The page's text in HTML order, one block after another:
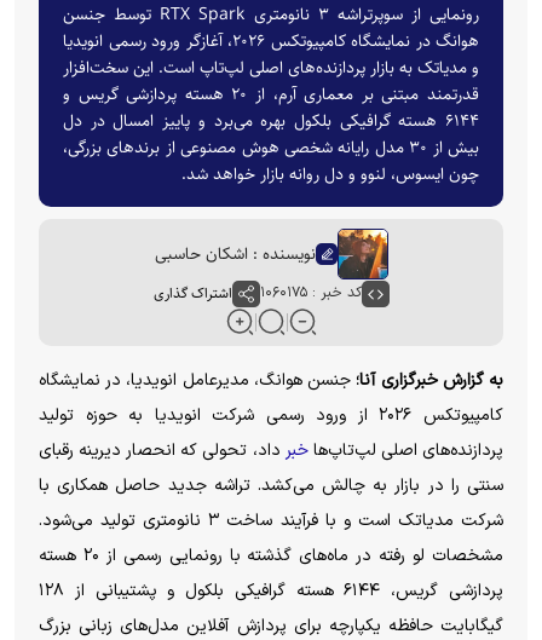
رونمایی از سوپرتراشه ۳ نانومتری RTX Spark توسط جنسن
هوانگ در نمایشگاه کامپیوتکس ۲۰۲۶، آغازگر ورود رسمی انویدیا
و مدیاتک به بازار پردازنده‌های اصلی لپ‌تاپ است. این سخت‌افزار
قدرتمند مبتنی بر معماری آرم، از ۲۰ هسته پردازشی گریس و
۶۱۴۴ هسته گرافیکی بلکول بهره می‌برد و پاییز امسال در دل
بیش از ۳۰ مدل رایانه شخصی هوش مصنوعی از برند‌های بزرگی،
چون ایسوس، لنوو و دل روانه بازار خواهد شد.
نویسنده : اشکان حاسبی
کد خبر : ۱۰۶۰۱۷۵ اشتراک گذاری
به گزارش خبرگزاری آنا؛ جنسن هوانگ، مدیرعامل انویدیا، در نمایشگاه
کامپیوتکس ۲۰۲۶ از ورود رسمی شرکت انویدیا به حوزه تولید
پردازنده‌های اصلی لپ‌تاپ‌هاخبر داد، تحولی که انحصار دیرینه رقبای
سنتی را در بازار به چالش می‌کشد. تراشه جدید حاصل همکاری با
شرکت مدیاتک است و با فرآیند ساخت ۳ نانومتری تولید می‌شود.
مشخصات لو رفته در ماه‌های گذشته با رونمایی رسمی از ۲۰ هسته
پردازشی گریس، ۶۱۴۴ هسته گرافیکی بلکول و پشتیبانی از ۱۲۸
گیگابایت حافظه یکپارچه برای پردازش آفلاین مدل‌های زبانی بزرگ